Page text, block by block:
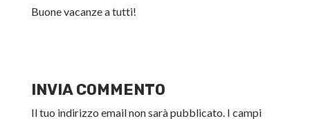
Buone vacanze a tutti!
INVIA COMMENTO
Il tuo indirizzo email non sarà pubblicato. I campi